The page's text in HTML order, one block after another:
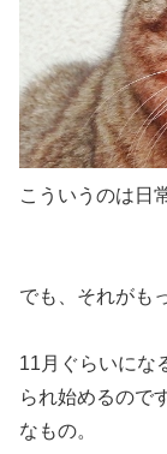
こういうのは日
でも、それがも
11月ぐらいにな
られ始めるので
なもの。